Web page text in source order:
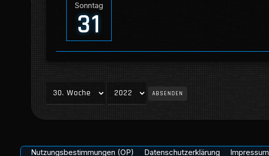
Sonntag
31
ABSENDEN
Nutzungsbestimmungen (OP) Datenschutzerklärung Impressum